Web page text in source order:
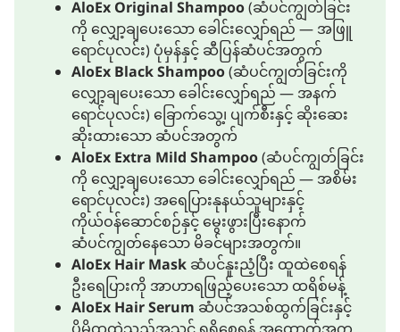
AloEx Original Shampoo(ဆံပင်ကျွတ်ခြင်း
ကို လျှော့ချပေးသော ခေါင်းလျှော်ရည် — အဖြူ
ရောင်ပုလင်း) ပုံမှန်နှင့် ဆီပြန်ဆံပင်အတွက်
AloEx Black Shampoo(ဆံပင်ကျွတ်ခြင်းကို
လျှော့ချပေးသော ခေါင်းလျှော်ရည် — အနက်
ရောင်ပုလင်း) ခြောက်သွေ့၊ ပျက်စီးနှင့် ဆိုးဆေး
ဆိုးထားသော ဆံပင်အတွက်
AloEx Extra Mild Shampoo(ဆံပင်ကျွတ်ခြင်း
ကို လျှော့ချပေးသော ခေါင်းလျှော်ရည် — အစိမ်း
ရောင်ပုလင်း) အရေပြားနုနယ်သူများနှင့်
ကိုယ်ဝန်ဆောင်စဉ်နှင့် မွေးဖွားပြီးနောက်
ဆံပင်ကျွတ်နေသော မိခင်များအတွက်။
AloEx Hair Mask ဆံပင်နူးညံ့ပြီး ထူထဲစေရန်
ဦးရေပြားကို အာဟာရဖြည့်ပေးသော ထရိစ်မန့်
AloEx Hair Serum ဆံပင်အသစ်ထွက်ခြင်းနှင့်